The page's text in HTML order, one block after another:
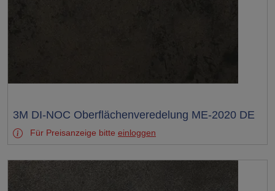
Test
3M DI-NOC Oberflächenveredelung ME-2020 DE
Für Preisanzeige bitte einloggen